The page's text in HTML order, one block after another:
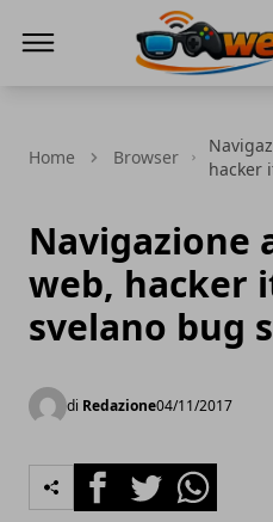
Home Browser
hacker
Navigazione
web, hacker
svelano bug
di Redazione04/11/2017
FacebookTwitterWhatsapp